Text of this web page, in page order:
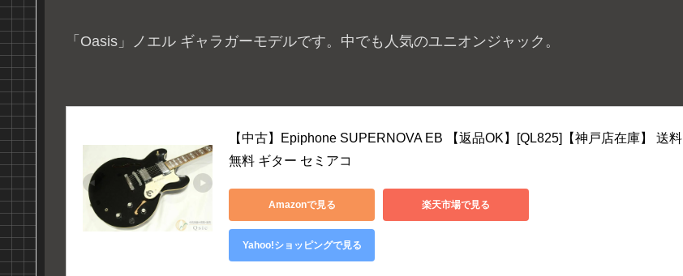
「Oasis」ノエル ギャラガーモデルです。中でも人気のユニオンジャック。
【中古】Epiphone SUPERNOVA EB 【返品OK】[QL825]【神戸店在庫】 送料
無料 ギター セミアコ
Amazonで見る 楽天市場で見る
Yahoo!ショッピングで見る